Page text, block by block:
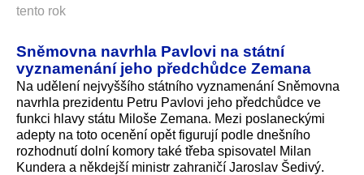
tento rok
Sněmovna navrhla Pavlovi na státní
vyznamenání jeho předchůdce Zemana
Na udělení nejvyššího státního vyznamenání Sněmovna
navrhla prezidentu Petru Pavlovi jeho předchůdce ve
funkci hlavy státu Miloše Zemana. Mezi poslaneckými
adepty na toto ocenění opět figurují podle dnešního
rozhodnutí dolní komory také třeba spisovatel Milan
Kundera a někdejší ministr zahraničí Jaroslav Šedivý.